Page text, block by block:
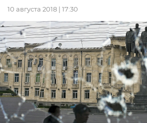
10 августа 2018 | 17:30